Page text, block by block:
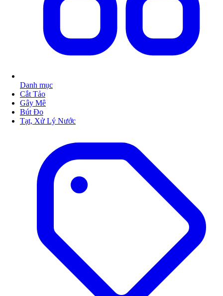
Danh mục
Cắt Tảo
Gây Mê
Bút Đo
Tạt, Xử Lý Nước